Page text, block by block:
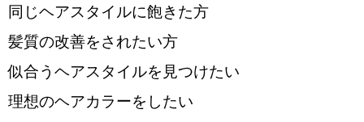
️同じヘアスタイルに飽きた方
️髪質の改善をされたい方
️似合うヘアスタイルを見つけたい
️理想のヘアカラーをしたい